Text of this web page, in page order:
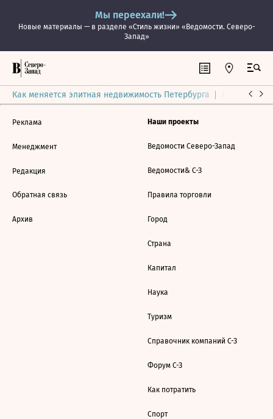
Мы переехали!
Новые материалы — в разделе «Стиль жизни» «Ведомости. Северо-
Запад»
Как меняется элитная недвижимость Петербурга Ситуация
Реклама
Менеджмент
Редакция
Обратная связь
Архив
Наши проекты
Ведомости Северо-Запад
Ведомости& С-З
Правила торговли
Город
Страна
Капитал
Наука
Туризм
Справочник компаний С-З
Форум С-З
Как потратить
Спорт